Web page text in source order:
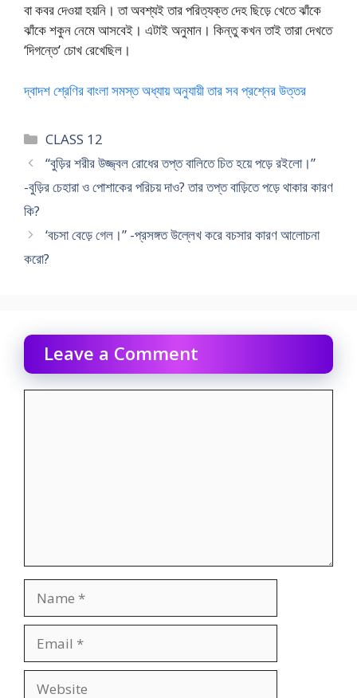
বা কবর দেওয়া হয়নি। তা অবশ্যই তার পরিত্যক্ত দেহ ছিড়ে খেতে ঝাঁকে
ঝাঁকে শকুন নেমে আসবেই। এটাই অনুমান। কিন্তু কখন তাই তারা দেখতে
‘দিগন্তে’ চোখ রেখেছিল।
দ্বাদশ শ্রেণির বাংলা সমস্ত অধ্যায় অনুযায়ী তার সব প্রশ্নের উত্তর
Categories
CLASS 12
“বুড়ির শরীর উজ্জ্বল রোধের তপ্ত বালিতে চিত হয়ে পড়ে রইলো।”
-বুড়ির চেহারা ও পোশাকের পরিচয় দাও? তার তপ্ত বাড়িতে পড়ে থাকার কারণ
কি?
‘বচসা বেড়ে গেল।” -প্রসঙ্গত উল্লেখ করে বচসার কারণ আলোচনা
করো?
Leave a Comment